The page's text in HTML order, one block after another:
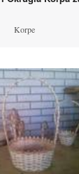
Korpe